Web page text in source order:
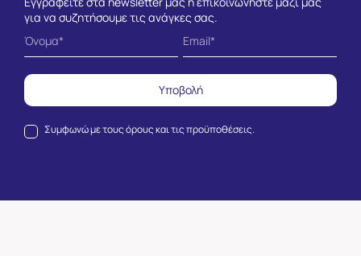
για να συζητήσουμε τις ανάγκες σας.
Συμφωνώ με τουςόρους και τις προϋποθέσεις.
Υποβολή